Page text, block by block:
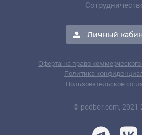
Личный
Оферта на право
Политика
Пользовательское
© podbor.com, 2021-